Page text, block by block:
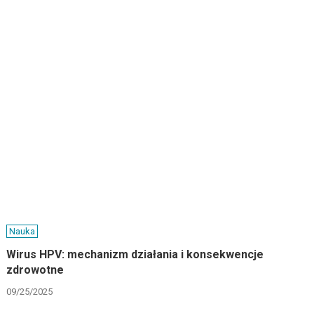
Nauka
Wirus HPV: mechanizm działania i konsekwencje
zdrowotne
09/25/2025